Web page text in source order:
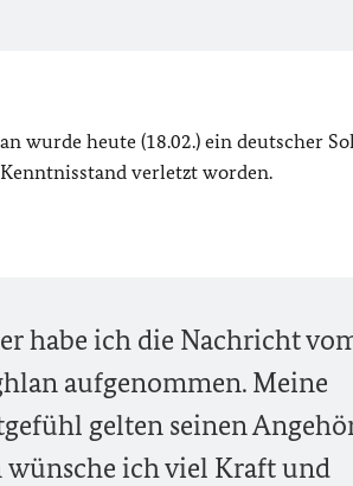
wurde heute (18.02.) ein deutscher
verletzt worden.
habe ich die Nachricht
aufgenommen. Meine
gelten seinen
wünsche ich viel Kraft und